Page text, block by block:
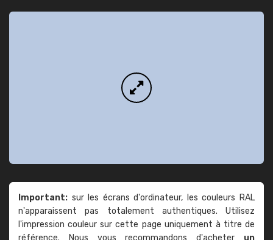
Important: sur les écrans d'ordinateur, les couleurs RAL
n'apparaissent pas totalement authentiques. Utilisez
l'impression couleur sur cette page uniquement à titre de
référence. Nous vous recommandons d'acheter un